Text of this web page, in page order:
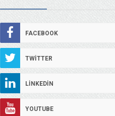
FACEBOOK
TWITTER
LINKEDIN
YOUTUBE